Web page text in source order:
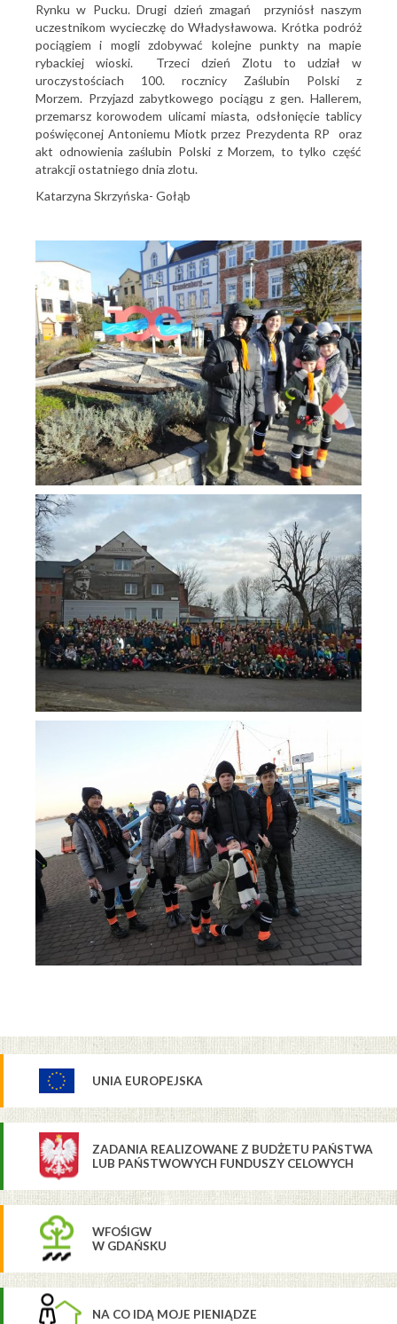
Rynku w Pucku. Drugi dzień zmagań przyniósł naszym
uczestnikom wycieczkę do Władysławowa. Krótka podróż
pociągiem i mogli zdobywać kolejne punkty na mapie
rybackiej wioski. Trzeci dzień Zlotu to udział w
uroczystościach 100. rocznicy Zaślubin Polski z
Morzem. Przyjazd zabytkowego pociągu z gen. Hallerem,
przemarsz korowodem ulicami miasta, odsłonięcie tablicy
poświęconej Antoniemu Miotk przez Prezydenta RP oraz
akt odnowienia zaślubin Polski z Morzem, to tylko część
atrakcji ostatniego dnia zlotu.
Katarzyna Skrzyńska- Gołąb
UNIA EUROPEJSKA
ZADANIA REALIZOWANE Z BUDŻETU PAŃSTWA
LUB PAŃSTWOWYCH FUNDUSZY CELOWYCH
WFOŚIGW
W GDAŃSKU
NA CO IDĄ MOJE PIENIĄDZE